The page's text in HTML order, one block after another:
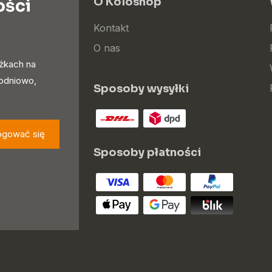
na
się
Kontakt
O nas
Sposoby wysyłki
Sposoby płatności